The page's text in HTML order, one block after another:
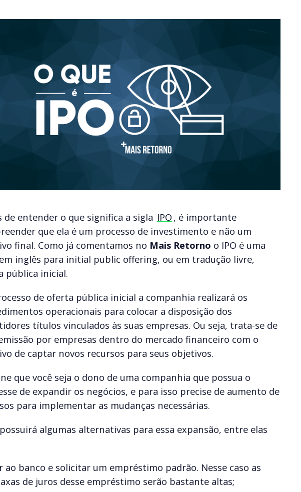
de entender o que significa a sigla IPO , é importante
que ela é um processo de investimento e não um
final. Como já comentamos no Mais Retorno o IPO é uma
inglês para initial public offering, ou em tradução livre,
pública inicial.
de oferta pública inicial a companhia realizará os
operacionais para colocar a disposição dos
títulos vinculados às suas empresas. Ou seja, trata-se de
por empresas dentro do mercado financeiro com o
de captar novos recursos para seus objetivos.
que você seja o dono de uma companhia que possua o
de expandir os negócios, e para isso precise de aumento de
para implementar as mudanças necessárias.
algumas alternativas para essa expansão, entre elas
ao banco e solicitar um empréstimo padrão. Nesse caso as
de juros desse empréstimo serão bastante altas;